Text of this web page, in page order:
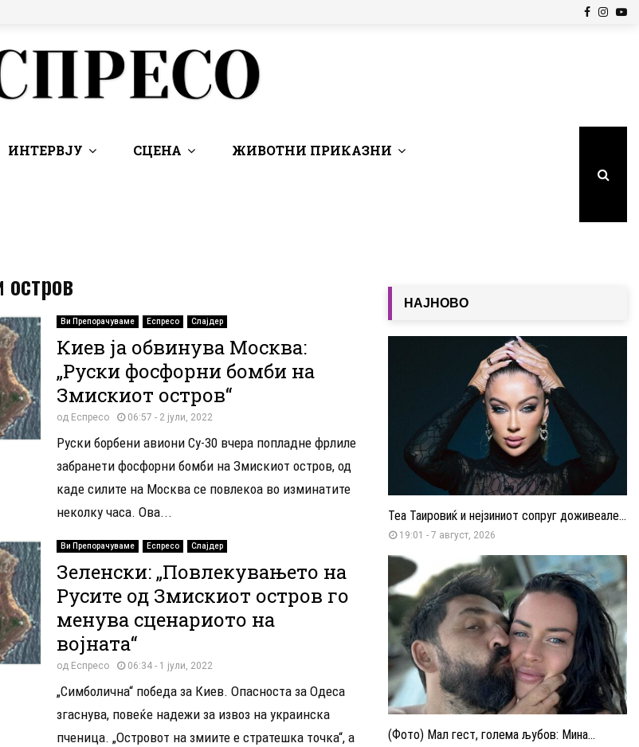
Facebook
ИНТЕРВЈУ СЦЕНА ЖИВОТНИ ПРИКАЗНИ
Ви Препорачуваме Еспресо Слајдер
Киев ја обвинува Москва:
„Руски фосфорни бомби на
Змискиот остров“
од Еспресо 06:57 - 2 јули, 2022
Руски борбени авиони Су-30 вчера попладне фрлиле
забранети фосфорни бомби на Змискиот остров, од
каде силите на Москва се повлекоа во изминатите
неколку часа. Ова...
Ви Препорачуваме Еспресо Слајдер
Зеленски: „Повлекувањето на
Русите од Змискиот остров го
менува сценариото на
војната“
од Еспресо 06:34 - 1 јули, 2022
„Симболична“ победа за Киев. Опасноста за Одеса
згаснува, повеќе надежи за извоз на украинска
пченица. „Островот на змиите е стратешка точка“, а
НАЈНОВО
Теа Таировиќ и нејзиниот сопруг доживеале...
19:01 - 7 август, 2026
(Фото) Мал гест, голема љубов: Мина...